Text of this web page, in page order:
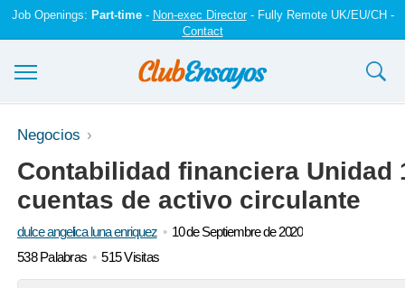
Job Openings: Part-time- Non-exec Director- Fully Remote UK/EU/CH -
Contact
Ensayos y trabajos
Registrarse
Iniciar sesión
Negocios
Contabilidad financiera Unidad
cuentas de activo circulante
dulce angelica luna enriquez
10 de Septiembre de 2020
538 Palabras
515 Visitas